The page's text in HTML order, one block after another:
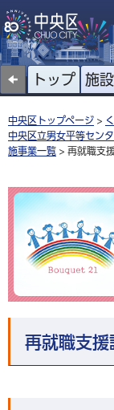
トップ 施
中央区トップページ >
中央区立男女平等セン
施事業一覧 > 再就職支
再就職支援